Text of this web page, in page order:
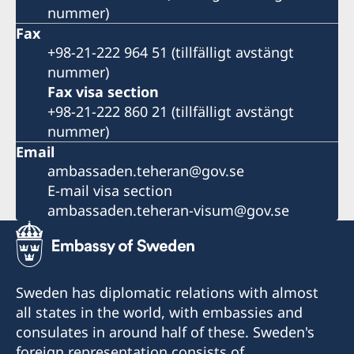
nummer)
Fax
+98-21-222 964 51 (tillfälligt avstängt
nummer)
Fax visa section
+98-21-222 860 21 (tillfälligt avstängt
nummer)
Email
ambassaden.teheran@gov.se
E-mail visa section
ambassaden.teheran-visum@gov.se
Sweden has diplomatic relations with almost
all states in the world, with embassies and
consulates in around half of these. Sweden's